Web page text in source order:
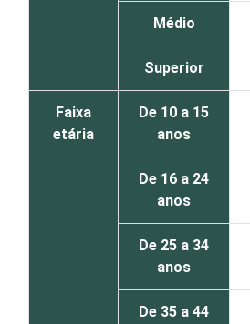
Médio
Superior
Faixa
etária
De 10 a 15
anos
De 16 a 24
anos
De 25 a 34
anos
De 35 a 44